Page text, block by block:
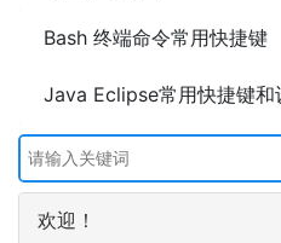
Bash 终端命令常用快捷键
Java Eclipse常用快捷键和
欢迎！